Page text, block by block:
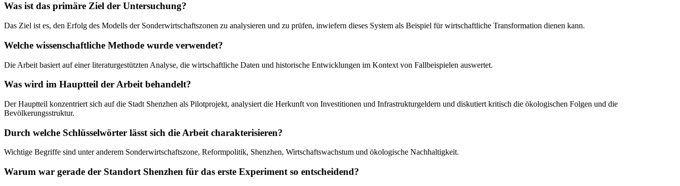
Was ist das primäre Ziel der Untersuchung?
Das Ziel ist es, den Erfolg des Modells der Sonderwirtschaftszonen zu analysieren und zu prüfen, inwiefern dieses System als Beispiel für wirtschaftliche Transformation dienen kann.
Welche wissenschaftliche Methode wurde verwendet?
Die Arbeit basiert auf einer literaturgestützten Analyse, die wirtschaftliche Daten und historische Entwicklungen im Kontext von Fallbeispielen auswertet.
Was wird im Hauptteil der Arbeit behandelt?
Der Hauptteil konzentriert sich auf die Stadt Shenzhen als Pilotprojekt, analysiert die Herkunft von Investitionen und Infrastrukturgeldern und diskutiert kritisch die ökologischen Folgen und die
Bevölkerungsstruktur.
Durch welche Schlüsselwörter lässt sich die Arbeit charakterisieren?
Wichtige Begriffe sind unter anderem Sonderwirtschaftszone, Reformpolitik, Shenzhen, Wirtschaftswachstum und ökologische Nachhaltigkeit.
Warum war gerade der Standort Shenzhen für das erste Experiment so entscheidend?